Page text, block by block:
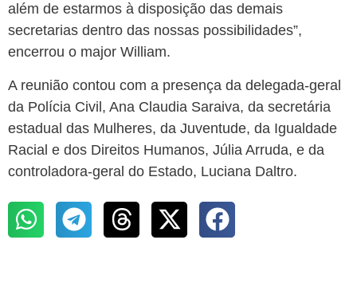
além de estarmos à disposição das demais
secretarias dentro das nossas possibilidades”,
encerrou o major William.
A reunião contou com a presença da delegada-geral
da Polícia Civil, Ana Claudia Saraiva, da secretária
estadual das Mulheres, da Juventude, da Igualdade
Racial e dos Direitos Humanos, Júlia Arruda, e da
controladora-geral do Estado, Luciana Daltro.